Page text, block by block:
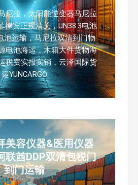
尼拉，太阳能逆变器马尼拉
律宾正规清关，UN38.3电池
池运输，马尼拉双清到门物
电池海运，木箱大件货物海
税费实报实销，云泽国际货
运YUNCARGO
美容仪器&医用仪器
联酋DDP双清包税门
到门运输